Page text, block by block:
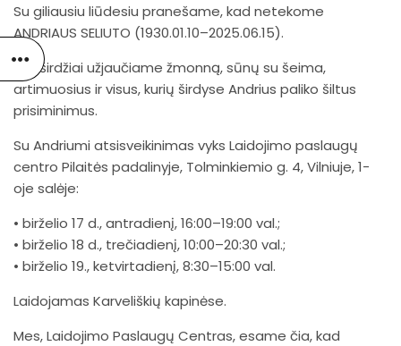
Su giliausiu liūdesiu pranešame, kad netekome
ANDRIAUS SELIUTO (1930.01.10–2025.06.15).
Nuoširdžiai užjaučiame žmonną, sūnų su šeima,
artimuosius ir visus, kurių širdyse Andrius paliko šiltus
prisiminimus.
Su Andriumi atsisveikinimas vyks Laidojimo paslaugų
centro Pilaitės padalinyje, Tolminkiemio g. 4, Vilniuje, 1-
oje salėje:
• birželio 17 d., antradienį, 16:00–19:00 val.;
• birželio 18 d., trečiadienį, 10:00–20:30 val.;
• birželio 19., ketvirtadienį, 8:30–15:00 val.
Laidojamas Karveliškių kapinėse.
Mes,Laidojimo Paslaugų Centras, esame čia, kad